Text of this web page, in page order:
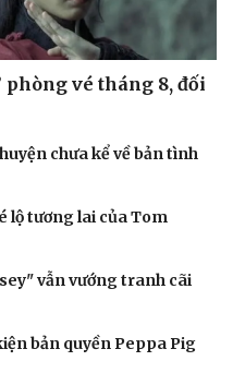
phòng vé tháng 8, đối
chưa kể về bản tình
lộ tương lai của Tom
vẫn vướng tranh cãi
bản quyền Peppa Pig